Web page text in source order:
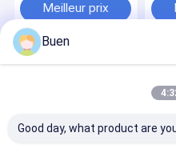
Meilleur prix
Aperçu
Au sujet de
Plan du site
2026 Ningbo miny hydraulic
Buen
Good day, what product are